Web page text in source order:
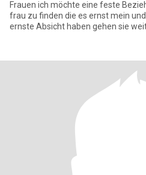
Frauen ich möchte eine feste Beziehung und hoffe hier eine gute
frau zu finden die es ernst mein
ernste Absicht haben